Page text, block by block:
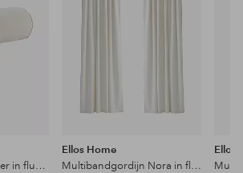
Kussen Nora Cilinder in fluweel
Ellos Home
Multibandgordijn Nora in fluweel 2-pack
Ellos